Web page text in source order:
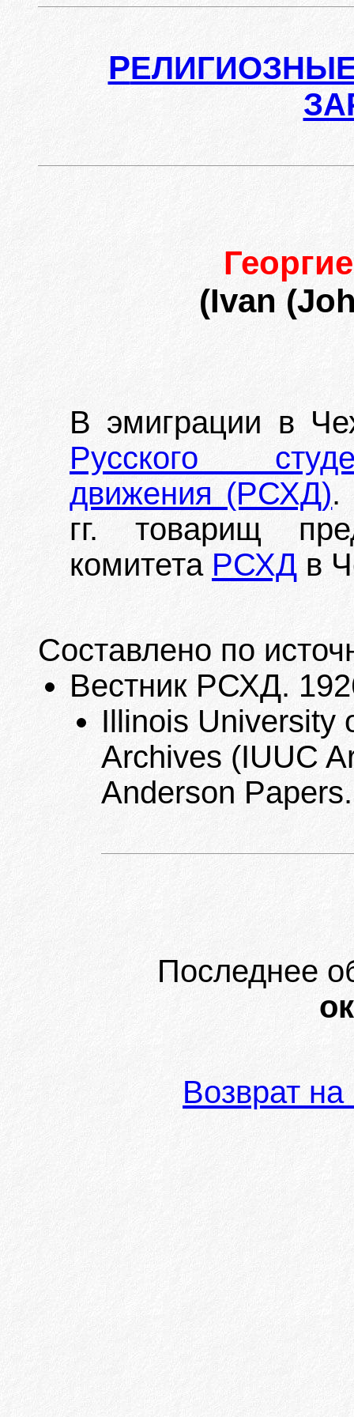
Р
(Ivan
В эмиграции в
Русского
движения (РСХД).
гг. товарищ
комитета РСХД в
Составлено по
Вестник РСХД.
Illinois University
Archives (IUUC
Anderson
Последнее
Возврат